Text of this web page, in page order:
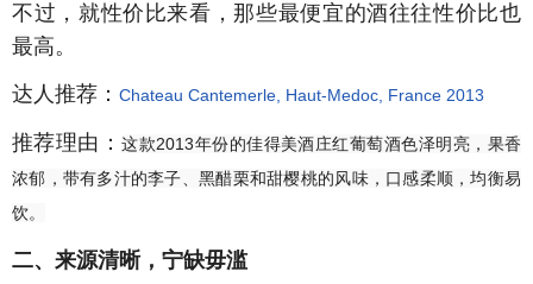
不过，就性价比来看，那些最便宜的酒往往性价比也
最高。
达人推荐： Chateau Cantemerle, Haut-Medoc, France 2013
推荐理由：这款2013年份的佳得美酒庄红葡萄酒色泽明亮，果香
浓郁，带有多汁的李子、黑醋栗和甜樱桃的风味，口感柔顺，均衡易
饮。
二、来源清晰，宁缺毋滥